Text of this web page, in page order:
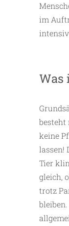
im
Was
keine
lassen!
Tier
gleich,
trotz